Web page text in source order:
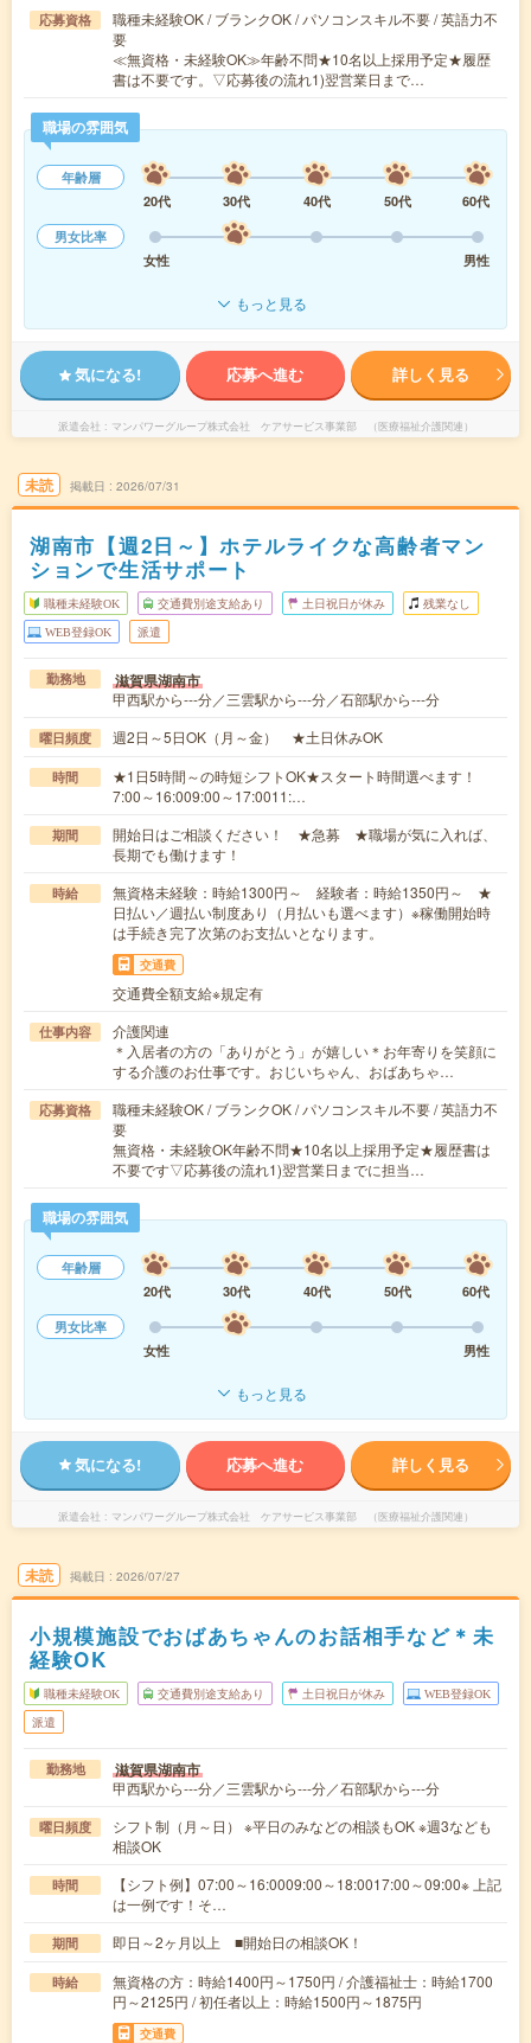
応募資格
職種未経験OK / ブランクOK / パソコンスキル不要 / 英語力不
要
≪無資格・未経験OK≫年齢不問★10名以上採用予定★履歴
書は不要です。▽応募後の流れ1)翌営業日まで…
職場の雰囲気
年齢層
20代
30代 40代 50代
60代
男女比率
女性
男性
もっと見る
気になる! 応募へ進む 詳しく見る
派遣会社 マンパワーグループ株式会社 ケアサービス事業部 （医療福祉介護関連）
未読 掲載日 2026/07/31
湖南市【週2日～】ホテルライクな高齢者マン
ションで生活サポート
職種未経験OK 交通費別途支給あり 土日祝日が休み 残業なし
WEB登録OK 派遣
勤務地 滋賀県湖南市
甲西駅から---分／三雲駅から---分／石部駅から---分
曜日頻度 週2日～5日OK（月～金） ★土日休みOK
時間
★1日5時間～の時短シフトOK★スタート時間選べます！
7:00～16:009:00～17:0011:…
期間
開始日はご相談ください！ ★急募 ★職場が気に入れば、
長期でも働けます！
時給
無資格未経験：時給1300円～ 経験者：時給1350円～ ★
日払い／週払い制度あり（月払いも選べます）※稼働開始時
は手続き完了次第のお支払いとなります。
交通費
交通費全額支給※規定有
仕事内容
介護関連
＊入居者の方の「ありがとう」が嬉しい＊お年寄りを笑顔に
する介護のお仕事です。おじいちゃん、おばあちゃ…
応募資格
職種未経験OK / ブランクOK / パソコンスキル不要 / 英語力不
要
無資格・未経験OK年齢不問★10名以上採用予定★履歴書は
不要です▽応募後の流れ1)翌営業日までに担当…
職場の雰囲気
年齢層
20代
30代 40代 50代
60代
男女比率
女性
男性
もっと見る
気になる! 応募へ進む 詳しく見る
派遣会社 マンパワーグループ株式会社 ケアサービス事業部 （医療福祉介護関連）
未読 掲載日 2026/07/27
小規模施設でおばあちゃんのお話相手など＊未
経験OK
職種未経験OK 交通費別途支給あり 土日祝日が休み WEB登録OK
派遣
勤務地 滋賀県湖南市
甲西駅から---分／三雲駅から---分／石部駅から---分
曜日頻度
シフト制（月～日） ※平日のみなどの相談もOK ※週3なども
相談OK
時間
【シフト例】07:00～16:0009:00～18:0017:00～09:00※ 上記
は一例です！そ…
期間 即日～2ヶ月以上 ■開始日の相談OK！
時給
無資格の方：時給1400円～1750円 / 介護福祉士：時給1700
円～2125円 / 初任者以上：時給1500円～1875円
交通費